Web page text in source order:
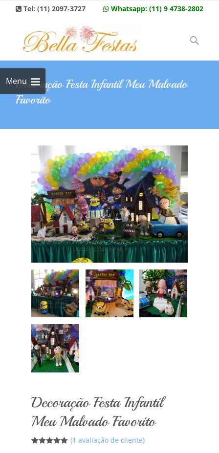
Whatsapp: (11) 9 4738-2802
Tel: (11) 2097-3727
Menu
content
Pesquisar
Decoração Festa Infantil Meu Malvado
Favorito
Decoração Festa Infantil
Meu Malvado Favorito
(1 avaliação de cliente)